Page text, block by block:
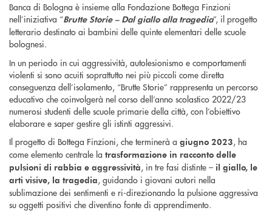
Banca di Bologna è insieme alla Fondazione Bottega Finzioni
nell’iniziativa “Brutte Storie – Dal giallo alla tragedia”, il progetto
letterario destinato ai bambini delle quinte elementari delle scuole
bolognesi.
In un periodo in cui aggressività, autolesionismo e comportamenti
violenti si sono acuiti soprattutto nei più piccoli come diretta
conseguenza dell’isolamento, “Brutte Storie” rappresenta un percorso
educativo che coinvolgerà nel corso dell’anno scolastico 2022/23
numerosi studenti delle scuole primarie della città, con l’obiettivo
elaborare e saper gestire gli istinti aggressivi.
Il progetto di Bottega Finzioni, che terminerà a giugno 2023, ha
come elemento centrale la trasformazione in racconto delle
pulsioni di rabbia e aggressività, in tre fasi distinte – il giallo, le
arti visive, la tragedia, guidando i giovani autori nella
sublimazione dei sentimenti e ri-direzionando la pulsione aggressiva
su oggetti positivi che diventino fonte di apprendimento.